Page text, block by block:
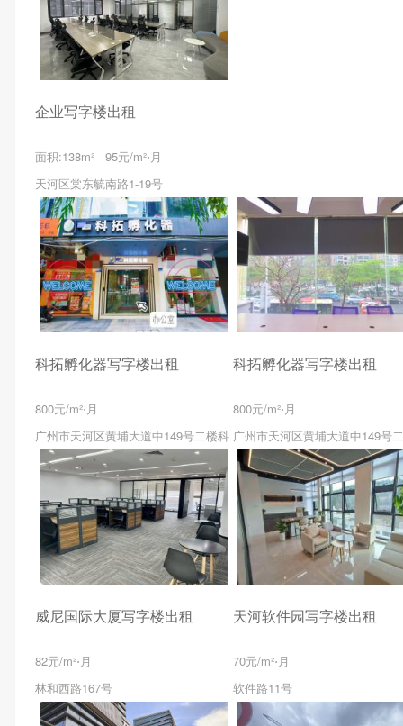
企业写字楼出租
面积:138m² 95元/m²⋅月
天河区棠东毓南路1-19号
科拓孵化器写字楼出租
800元/m²⋅月
广州市天河区黄埔大道中149号二楼科
科拓孵化器写字楼出租
800元/m²⋅月
广州市天河区黄埔大道中149号
威尼国际大厦写字楼出租
82元/m²⋅月
林和西路167号
天河软件园写字楼出租
70元/m²⋅月
软件路11号